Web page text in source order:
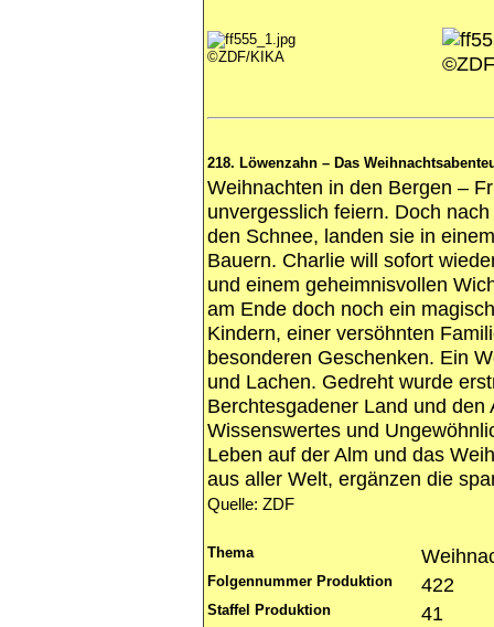
©ZDF/KIKA
218. Löwenzahn – Das
Weihnachten in den Bergen –
unvergesslich feiern. Doch
den Schnee, landen sie in
Bauern. Charlie will sofort
und einem geheimnisvollen
am Ende doch noch ein
Kindern, einer versöhnten
besonderen Geschenken. Ein
und Lachen. Gedreht wurde
Berchtesgadener Land und
Wissenswertes und
Leben auf der Alm und das
aus aller Welt, ergänzen die
Quelle: ZDF
Thema
Folgennummer Produktion 422
Staffel Produktion 41